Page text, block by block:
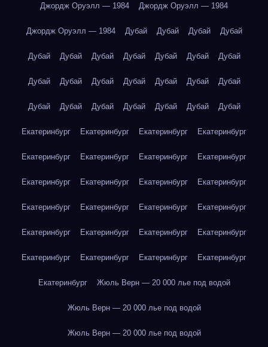
Джордж Оруэлл — 1984 Джордж Оруэлл — 1984
Джордж Оруэлл — 1984 Дубай Дубай Дубай Дубай
Дубай Дубай Дубай Дубай Дубай Дубай Дубай
Дубай Дубай Дубай Дубай Дубай Дубай Дубай
Дубай Дубай Дубай Дубай Дубай Дубай Дубай
Екатеринбург Екатеринбург Екатеринбург Екатеринбург
Екатеринбург Екатеринбург Екатеринбург Екатеринбург
Екатеринбург Екатеринбург Екатеринбург Екатеринбург
Екатеринбург Екатеринбург Екатеринбург Екатеринбург
Екатеринбург Екатеринбург Екатеринбург Екатеринбург
Екатеринбург Екатеринбург Екатеринбург Екатеринбург
Екатеринбург Жюль Верн — 20 000 лье под водой
Жюль Верн — 20 000 лье под водой
Жюль Верн — 20 000 лье под водой